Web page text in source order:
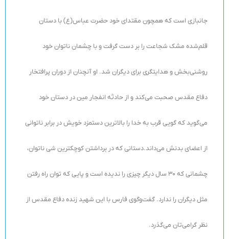
جانبازی است که همچون مقتدای خود حضرت عباس(ع) با دستان
قلم‌شده مشک شجاعت را بر دست گرفت و با چشمان ناتوان خود
روشنی‌بخش و هدایتگری برای دیگران شد. او آنچنان از دوران پرافتخار
دفاع مقدس صحبت می‌کند و از حادثه انفجار مین در دستان خود
می‌گوید که گویی قرب به خدا را بالاترین دستمزد خویش در برابر ناتوانی
از اعضای بدنش می‌داند.دستانی که در برداشتن کوچکترین شی ناتوان،
چشمانی که 30 سال دیگر چیزی را ندیده است و پایی که توان راه رفتن
مثل دیگران را ندارد. گفت‌وگوی فارس با این شهید زنده دفاع مقدس از
نظر گرامی‌تان می‌گذرد.